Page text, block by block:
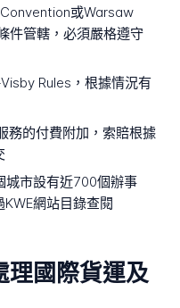
或Warsaw
件管轄，必須嚴格遵守
Rules，根據情況有
務的付費附加，索賠根據
城市設有近700個辦事
網站目錄查閱
國際貨運及